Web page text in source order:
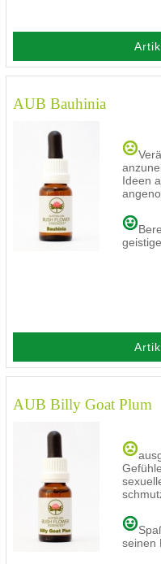
AUB Bauhinia
Ideen
AUB Billy Goat Plum
seinen